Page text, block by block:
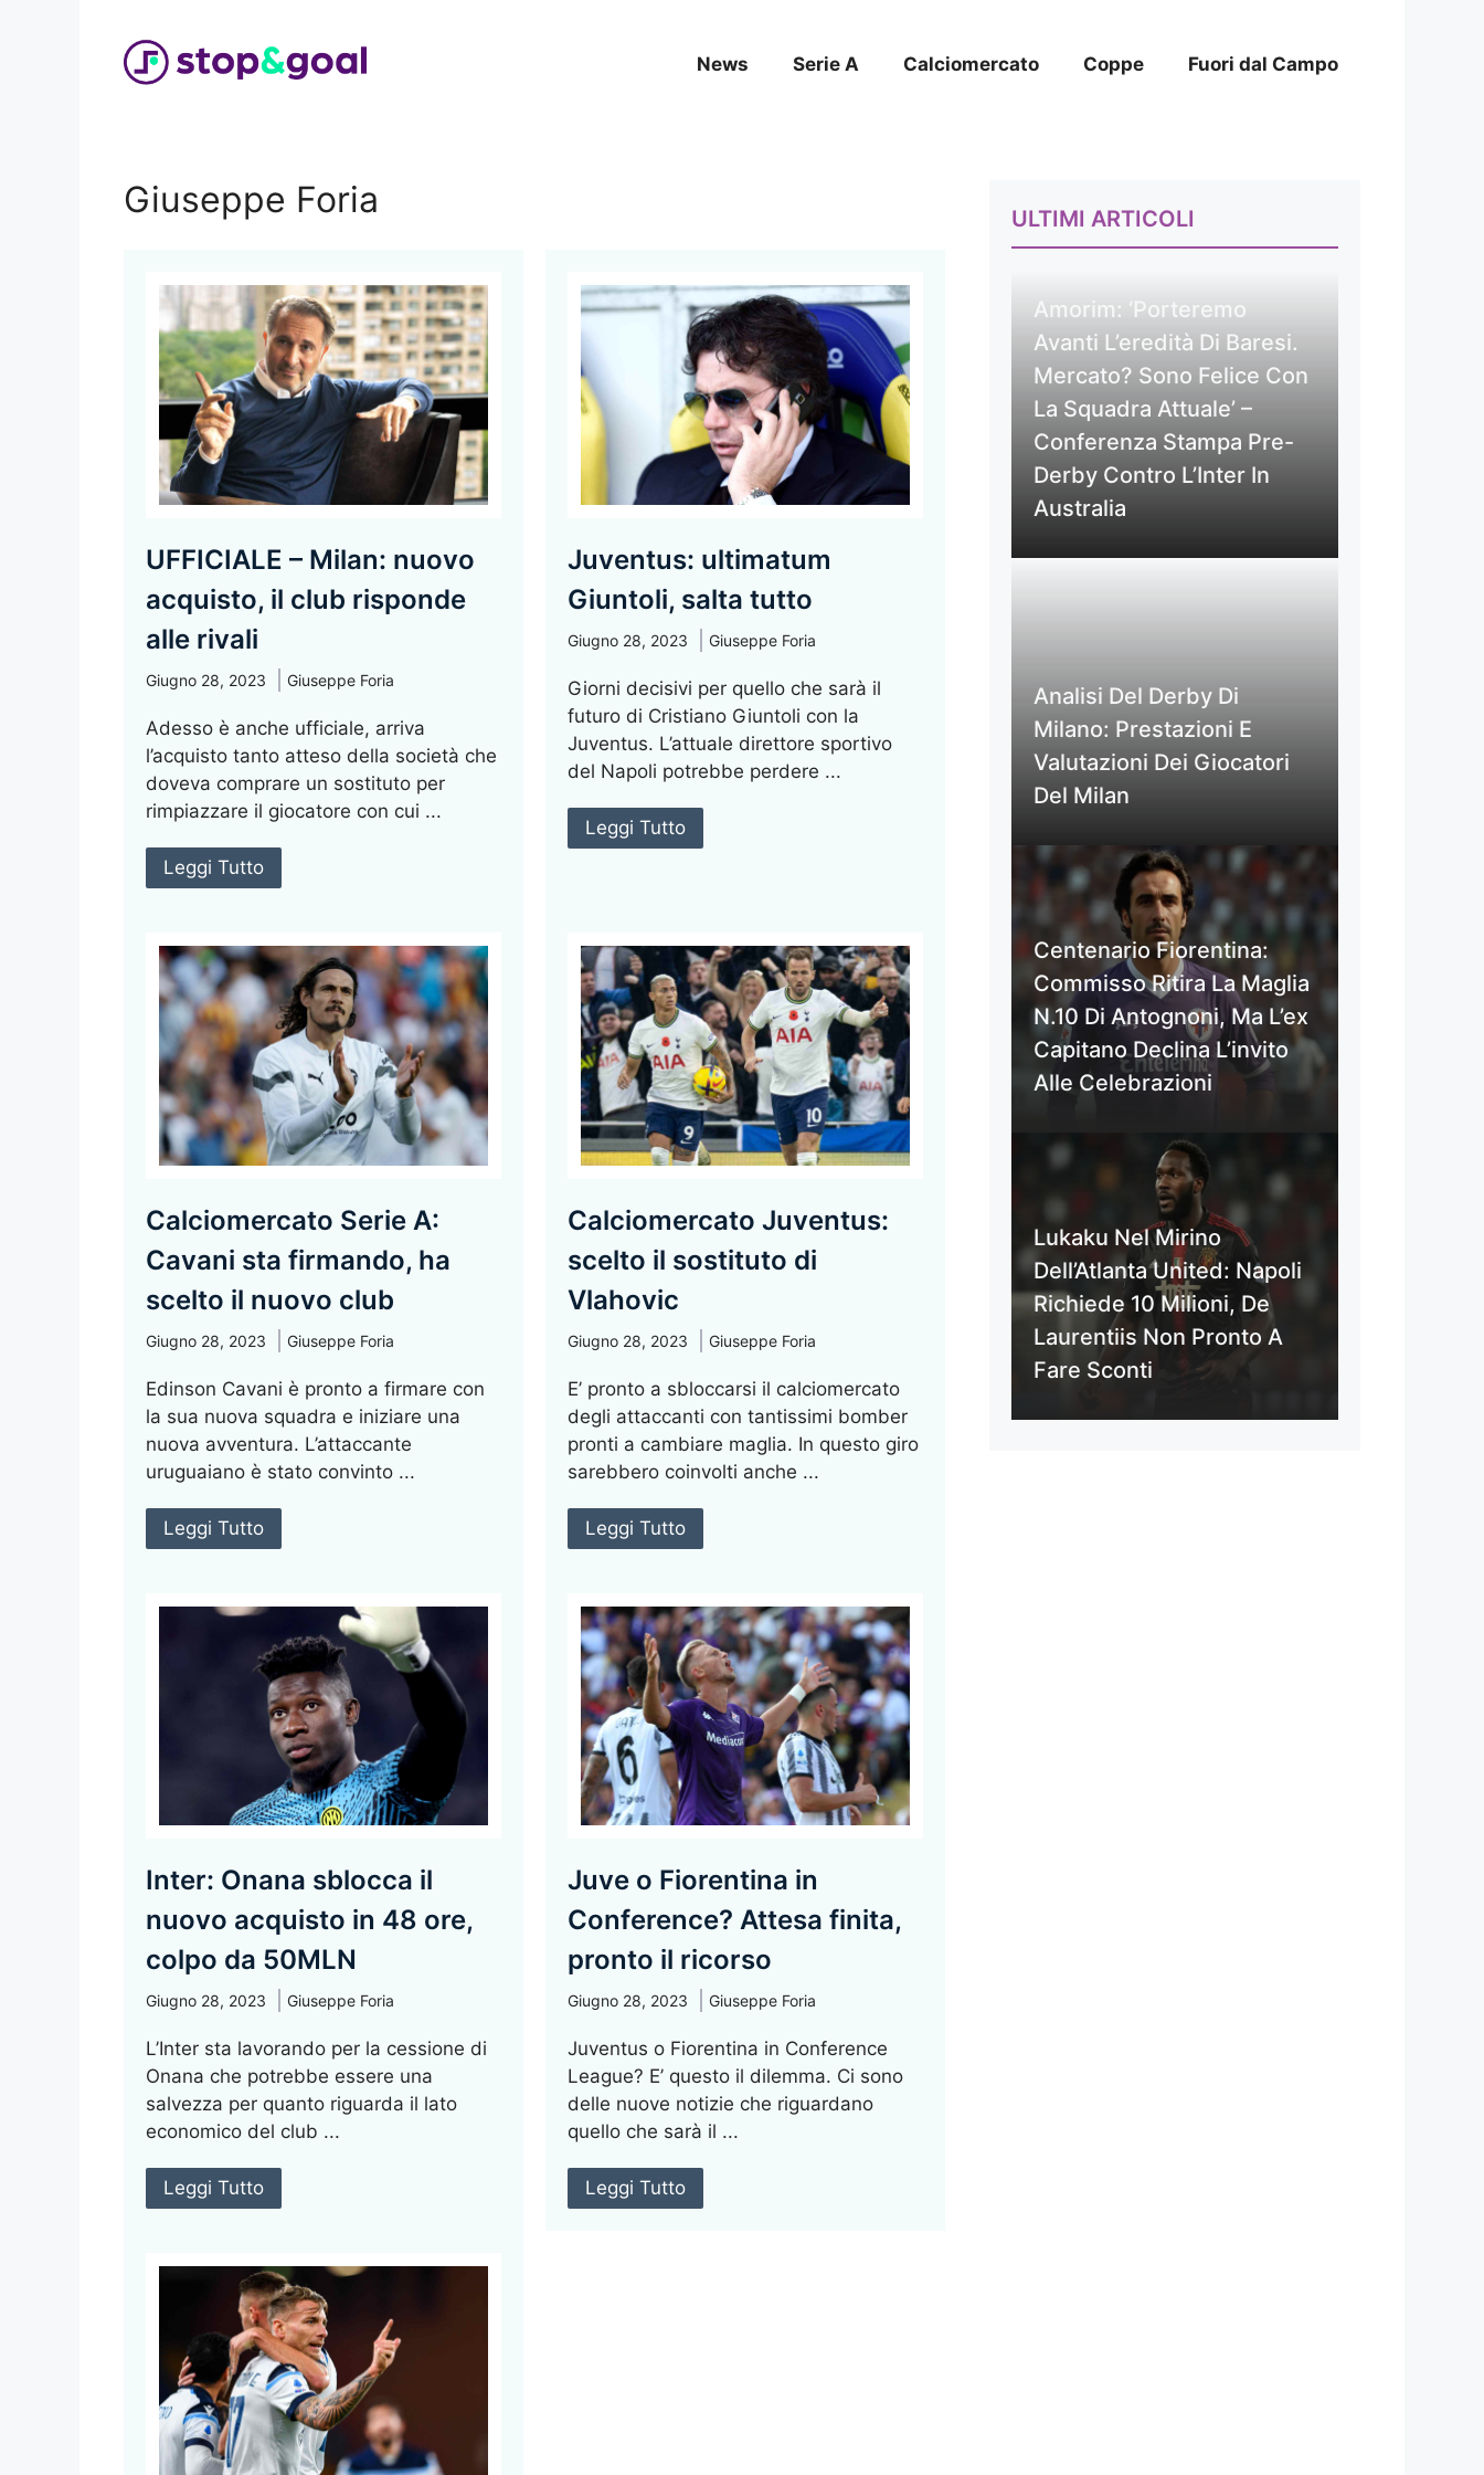
News Serie A Calciomercato Coppe Fuori dal Campo
Giuseppe Foria
UFFICIALE – Milan: nuovo
acquisto, il club risponde
alle rivali
Giugno 28, 2023 Giuseppe Foria
Adesso è anche ufficiale, arriva
l’acquisto tanto atteso della società che
doveva comprare un sostituto per
rimpiazzare il giocatore con cui ...
Leggi Tutto
Juventus: ultimatum
Giuntoli, salta tutto
Giugno 28, 2023 Giuseppe Foria
Giorni decisivi per quello che sarà il
futuro di Cristiano Giuntoli con la
Juventus. L’attuale direttore sportivo
del Napoli potrebbe perdere ...
Leggi Tutto
Calciomercato Serie A:
Cavani sta firmando, ha
scelto il nuovo club
Giugno 28, 2023 Giuseppe Foria
Edinson Cavani è pronto a firmare con
la sua nuova squadra e iniziare una
nuova avventura. L’attaccante
uruguaiano è stato convinto ...
Leggi Tutto
Calciomercato Juventus:
scelto il sostituto di
Vlahovic
Giugno 28, 2023 Giuseppe Foria
E’ pronto a sbloccarsi il calciomercato
degli attaccanti con tantissimi bomber
pronti a cambiare maglia. In questo giro
sarebbero coinvolti anche ...
Leggi Tutto
Inter: Onana sblocca il
nuovo acquisto in 48 ore,
colpo da 50MLN
Giugno 28, 2023 Giuseppe Foria
L’Inter sta lavorando per la cessione di
Onana che potrebbe essere una
salvezza per quanto riguarda il lato
economico del club ...
Leggi Tutto
Juve o Fiorentina in
Conference? Attesa finita,
pronto il ricorso
Giugno 28, 2023 Giuseppe Foria
Juventus o Fiorentina in Conference
League? E’ questo il dilemma. Ci sono
delle nuove notizie che riguardano
quello che sarà il ...
Leggi Tutto
ULTIMI ARTICOLI
Amorim: ‘Porteremo
Avanti L’eredità Di Baresi.
Mercato? Sono Felice Con
La Squadra Attuale’ –
Conferenza Stampa Pre-
Derby Contro L’Inter In
Australia
Analisi Del Derby Di
Milano: Prestazioni E
Valutazioni Dei Giocatori
Del Milan
Centenario Fiorentina:
Commisso Ritira La Maglia
N.10 Di Antognoni, Ma L’ex
Capitano Declina L’invito
Alle Celebrazioni
Lukaku Nel Mirino
Dell’Atlanta United: Napoli
Richiede 10 Milioni, De
Laurentiis Non Pronto A
Fare Sconti